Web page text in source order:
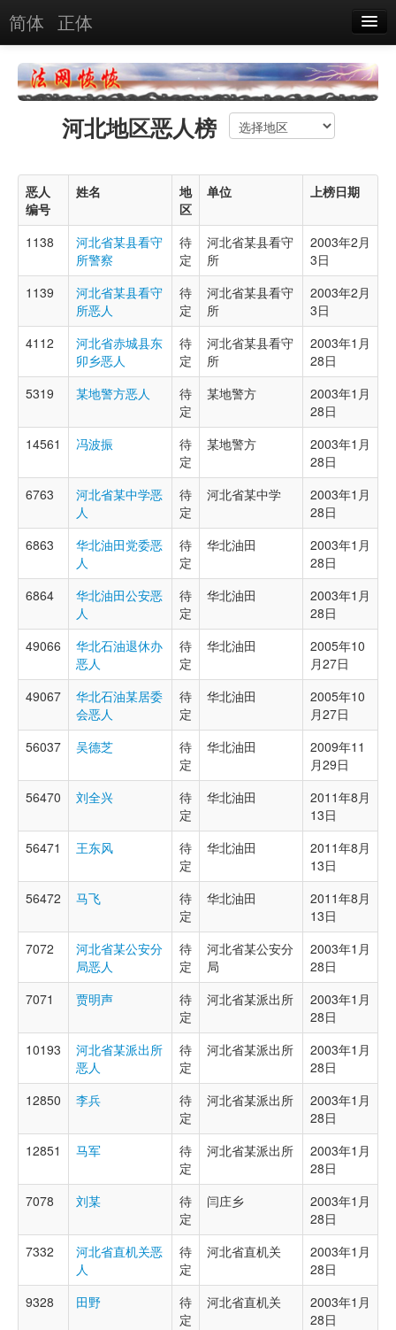
简体 正体
恶报实例
恶人图片
单位图片
搜索
关于
河北地区恶人榜
恶人
编号
姓名
地
区
单位 上榜日期
1138
河北省某县看守
所警察
待
定
河北省某县看守
所
2003年2月
3日
1139
河北省某县看守
所恶人
待
定
河北省某县看守
所
2003年2月
3日
4112
河北省赤城县东
卯乡恶人
待
定
河北省某县看守
所
2003年1月
28日
5319
某地警方恶人
待
定
某地警方
2003年1月
28日
14561
冯波振
待
定
某地警方
2003年1月
28日
6763
河北省某中学恶
人
待
定
河北省某中学
2003年1月
28日
6863
华北油田党委恶
人
待
定
华北油田
2003年1月
28日
6864
华北油田公安恶
人
待
定
华北油田
2003年1月
28日
49066
华北石油退休办
恶人
待
定
华北油田
2005年10
月27日
49067
华北石油某居委
会恶人
待
定
华北油田
2005年10
月27日
56037
吴德芝
待
定
华北油田
2009年11
月29日
56470
刘全兴
待
定
华北油田
2011年8月
13日
56471
王东风
待
定
华北油田
2011年8月
13日
56472
马飞
待
定
华北油田
2011年8月
13日
7072
河北省某公安分
局恶人
待
定
河北省某公安分
局
2003年1月
28日
7071
贾明声
待
定
河北省某派出所
2003年1月
28日
10193
河北省某派出所
恶人
待
定
河北省某派出所
2003年1月
28日
12850
李兵
待
定
河北省某派出所
2003年1月
28日
12851
马军
待
定
河北省某派出所
2003年1月
28日
7078
刘某
待
定
闫庄乡
2003年1月
28日
7332
河北省直机关恶
人
待
定
河北省直机关
2003年1月
28日
9328
田野
待
定
河北省直机关
2003年1月
28日